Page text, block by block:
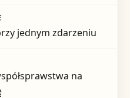
jednym zdarzeniu
na